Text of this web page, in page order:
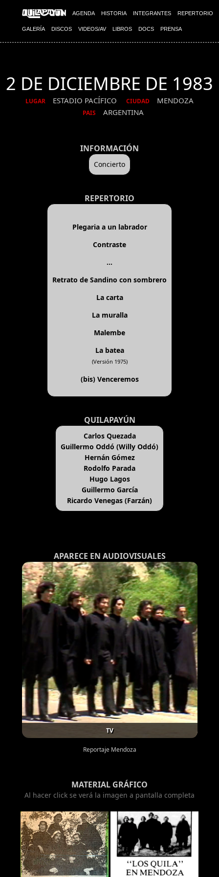
AGENDA HISTORIA INTEGRANTES REPERTORIO
GALERÍA DISCOS VIDEOS/AV LIBROS DOCS PRENSA
2 DE DICIEMBRE DE 1983
LUGAR ESTADIO PACÍFICO CIUDAD MENDOZA
PAIS ARGENTINA
INFORMACIÓN
Concierto
REPERTORIO
Plegaria a un labrador
Contraste
...
Retrato de Sandino con sombrero
La carta
La muralla
Malembe
La batea
(Versión 1975)
(bis) Venceremos
QUILAPAYÚN
Carlos Quezada
Guillermo Oddó (Willy Oddó)
Hernán Gómez
Rodolfo Parada
Hugo Lagos
Guillermo García
Ricardo Venegas (Farzán)
APARECE EN AUDIOVISUALES
TV
Reportaje Mendoza
MATERIAL GRÁFICO
Al hacer click se verá la imagen a pantalla completa